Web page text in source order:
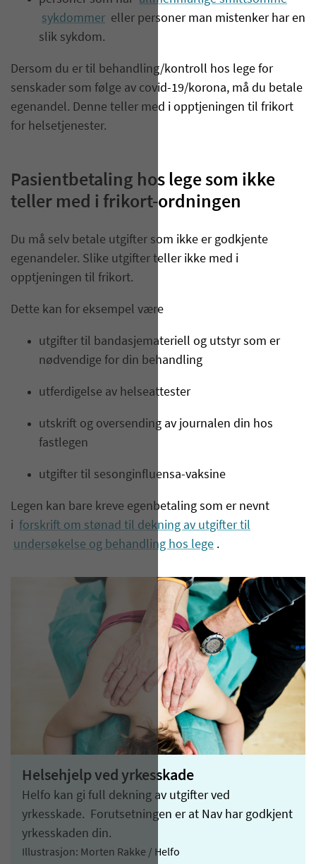
sykdommer eller personer man mistenker har en
slik sykdom.
Dersom du er til behandling/kontroll hos lege for
senskader som følge av covid-19/korona, må du betale
egenandel. Denne teller med i opptjeningen til frikort
for helsetjenester.
Pasientbetaling hos lege som ikke
teller med i frikort-ordningen
Du må selv betale utgifter som ikke er godkjente
egenandeler. Slike utgifter teller ikke med i
opptjeningen til frikort.
Dette kan for eksempel være
utgifter til bandasjemateriell og utstyr som er
nødvendige for din behandling
utferdigelse av helseattester
utskrift og oversending av journalen din hos
fastlegen
utgifter til sesonginfluensa-vaksine
Legen kan bare kreve egenbetaling som er nevnt
i forskrift om stønad til dekning av utgifter til
undersøkelse og behandling hos lege .
Helsehjelp ved yrkesskade
Helfo kan gi full dekning av utgifter ved
yrkesskade. Forutsetningen er at Nav har godkjent
yrkesskaden din.
Illustrasjon: Morten Rakke / Helfo